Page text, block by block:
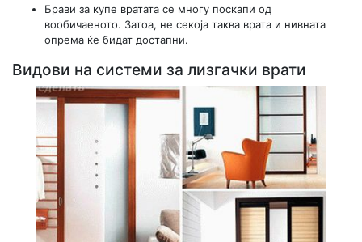
Брави за купе вратата се многу поскапи од
вообичаеното. Затоа, не секоја таква врата и нивната
опрема ќе бидат достапни.
Видови на системи за лизгачки врати